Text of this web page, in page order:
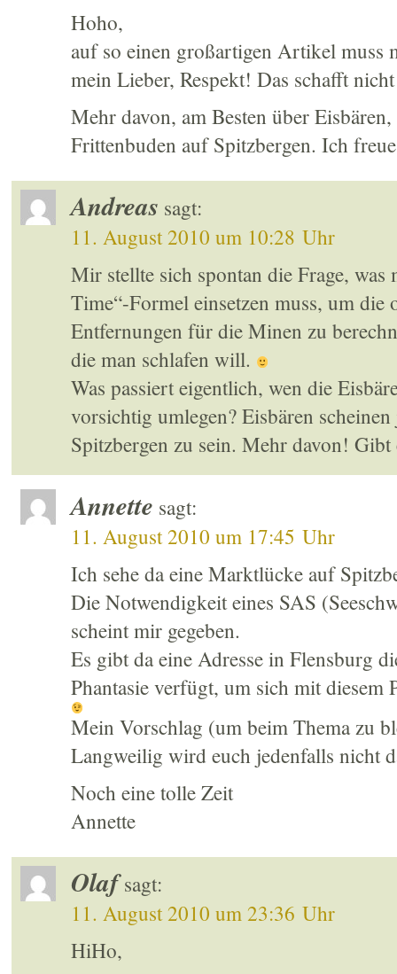
Hoho,
auf so einen großartigen Artikel muss
mein Lieber, Respekt! Das schafft
Mehr davon, am Besten über
Frittenbuden auf Spitzbergen. Ich
Andreas sagt:
11. August 2010 um 10:28 Uhr
Mir stellte sich spontan die Frage,
Time“-Formel einsetzen muss, um
Entfernungen für die Minen zu
die man schlafen will.
Was passiert eigentlich, wen die
vorsichtig umlegen? Eisbären
Spitzbergen zu sein. Mehr davon! Gibt
Annette sagt:
11. August 2010 um 17:45 Uhr
Ich sehe da eine Marktlücke auf
Die Notwendigkeit eines SAS
scheint mir gegeben.
Es gibt da eine Adresse in Flensburg
Phantasie verfügt, um sich mit diesem
Mein Vorschlag (um beim Thema zu
Langweilig wird euch jedenfalls nicht
Noch eine tolle Zeit
Annette
Olaf sagt:
11. August 2010 um 23:36 Uhr
HiHo,